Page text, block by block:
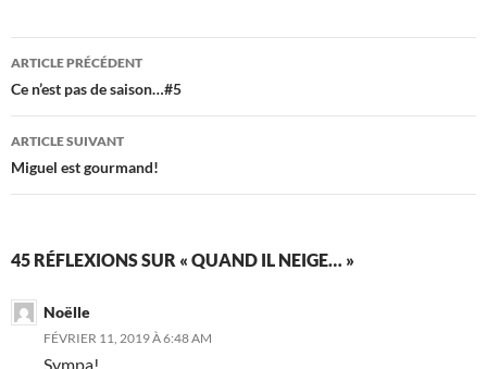
Navigation
des
articles
ARTICLE PRÉCÉDENT
Ce n’est pas de saison…#5
ARTICLE SUIVANT
Miguel est gourmand!
45 RÉFLEXIONS SUR « QUAND IL NEIGE… »
Noëlle
FÉVRIER 11, 2019 À 6:48 AM
Sympa!